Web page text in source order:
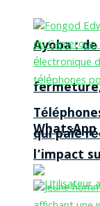
Ayoba :
qui paie
l’impact